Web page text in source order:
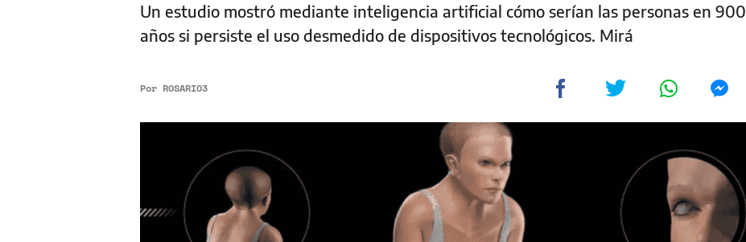
Un estudio mostró mediante inteligencia artificial cómo serían las personas en 900
años si persiste el uso desmedido de dispositivos tecnológicos. Mirá
Por ROSARIO3